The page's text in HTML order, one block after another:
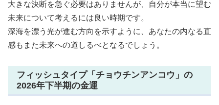
大きな決断を急ぐ必要はありませんが、自分が本当に望む
未来について考えるには良い時期です。
深海を漂う光が進む方向を示すように、あなたの内なる直
感もまた未来への道しるべとなるでしょう。
フィッシュタイプ「チョウチンアンコウ」の
2026年下半期の金運